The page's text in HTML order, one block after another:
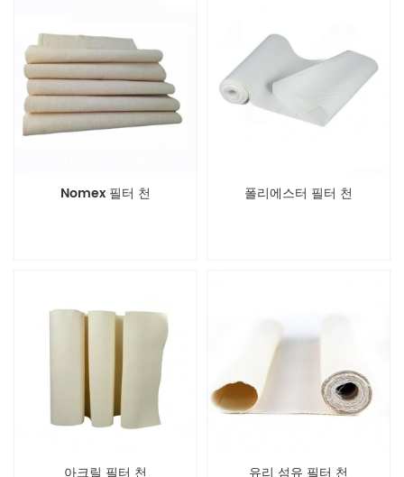
Nomex 필터 천 폴리에스터 필터 천